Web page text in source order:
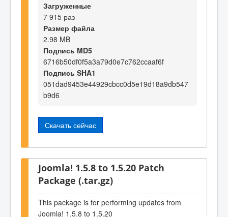
Загруженные
7 915 раз
Размер файла
2.98 MB
Подпись MD5
6716b50df0f5a3a79d0e7c762ccaaf6f
Подпись SHA1
051dad9453e44929cbcc0d5e19d18a9db547
b9d6
Скачать сейчас
Joomla! 1.5.8 to 1.5.20 Patch
Package (.tar.gz)
This package is for performing updates from
Joomla! 1.5.8 to 1.5.20